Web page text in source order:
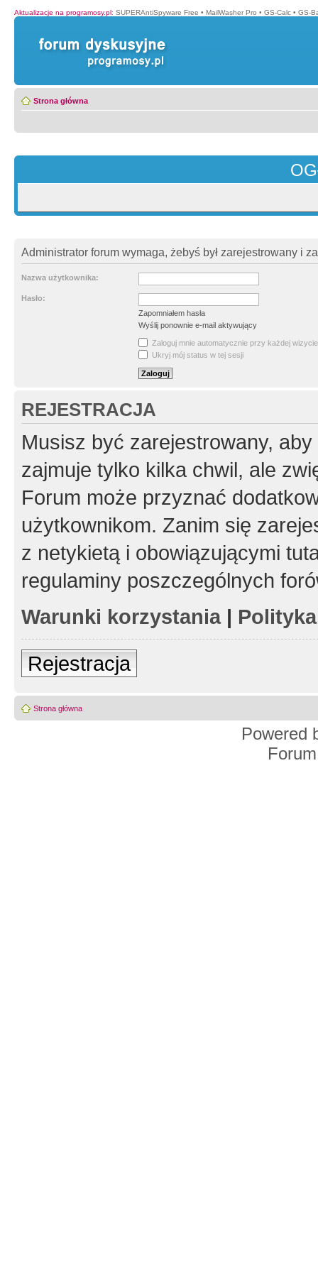
Aktualizacje na programosy.pl: SUPERAntiSpyware Free • MailWasher Pro • GS-Calc • GS-
Strona główna
Administrator forum wymaga, żebyś był zarejestrowany i
Nazwa użytkownika:
Hasło:
Zapomniałem hasła
Wyślij ponownie e-mail aktywujący
Zaloguj mnie automatycznie przy każdej wizycie
Ukryj mój status w tej sesji
REJESTRACJA
Musisz być zarejestrowany,
zajmuje tylko kilka chwil, ale
Forum może przyznać
użytkownikom. Zanim się
z netykietą i obowiązującymi
regulaminy poszczególnych
Warunki korzystania|
Rejestracja
Strona główna
Powered